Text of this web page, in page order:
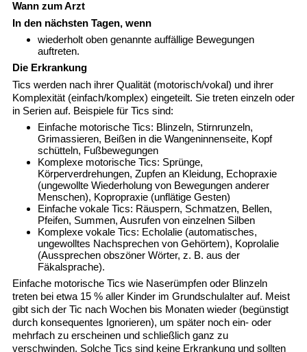
Wann zum Arzt
In den nächsten Tagen, wenn
wiederholt oben genannte auffällige Bewegungen
auftreten.
Die Erkrankung
Tics werden nach ihrer Qualität (motorisch/vokal) und ihrer
Komplexität (einfach/komplex) eingeteilt. Sie treten einzeln oder
in Serien auf. Beispiele für Tics sind:
Einfache motorische Tics: Blinzeln, Stirnrunzeln,
Grimassieren, Beißen in die Wangeninnenseite, Kopf
schütteln, Fußbewegungen
Komplexe motorische Tics: Sprünge,
Körperverdrehungen, Zupfen an Kleidung, Echopraxie
(ungewollte Wiederholung von Bewegungen anderer
Menschen), Kopropraxie (unflätige Gesten)
Einfache vokale Tics: Räuspern, Schmatzen, Bellen,
Pfeifen, Summen, Ausrufen von einzelnen Silben
Komplexe vokale Tics: Echolalie (automatisches,
ungewolltes Nachsprechen von Gehörtem), Koprolalie
(Aussprechen obszöner Wörter, z. B. aus der
Fäkalsprache).
Einfache motorische Tics wie Naserümpfen oder Blinzeln
treten bei etwa 15 % aller Kinder im Grundschulalter auf. Meist
gibt sich der Tic nach Wochen bis Monaten wieder (begünstigt
durch konsequentes Ignorieren), um später noch ein- oder
mehrfach zu erscheinen und schließlich ganz zu
verschwinden. Solche Tics sind keine Erkrankung und sollten